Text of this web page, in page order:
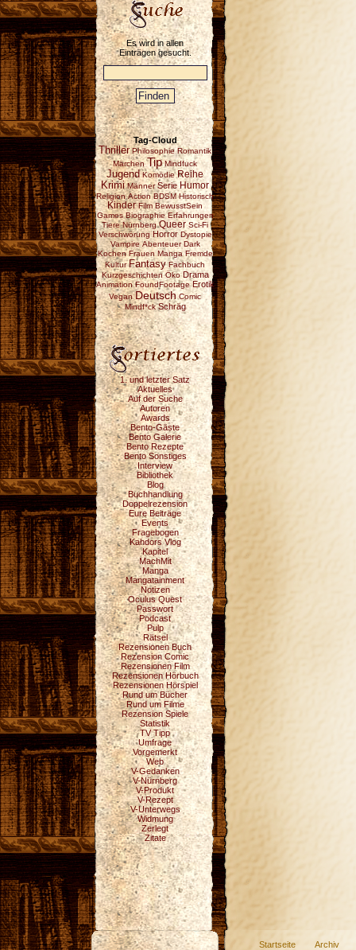
Es wird in allen
Einträgen gesucht.
Tag-Cloud
Thriller Philosophie Romantik
Märchen Tip Mindfuck
Jugend Komödie Reihe
Krimi Männer Serie Humor
Religion Action BDSM Historisch
Kinder Film BewusstSein
Games Biographie Erfahrungen
Tiere Nürnberg Queer Sci-Fi
Verschwörung Horror Dystopie
Vampire Abenteuer Dark
Kochen Frauen Manga Fremde
Kultur Fantasy Fachbuch
Kurzgeschichten Öko Drama
Animation FoundFootage Erotik
Vegan Deutsch Comic
Mindf*ck Schräg
1. und letzter Satz
Aktuelles
Auf der Suche
Autoren
Awards
Bento-Gäste
Bento Galerie
Bento Rezepte
Bento Sonstiges
Interview
Bibliothek
Blog
Buchhandlung
Doppelrezension
Eure Beiträge
Events
Fragebogen
Kahdors Vlog
Kapitel
MachMit
Manga
Mangatainment
Notizen
Oculus Quest
Passwort
Podcast
Pulp
Rätsel
Rezensionen Buch
Rezension Comic
Rezensionen Film
Rezensionen Hörbuch
Rezensionen Hörspiel
Rund um Bücher
Rund um Filme
Rezension Spiele
Statistik
TV Tipp
Umfrage
Vorgemerkt
Web
V-Gedanken
V-Nürnberg
V-Produkt
V-Rezept
V-Unterwegs
Widmung
Zerlegt
Zitate
Startseite Archiv